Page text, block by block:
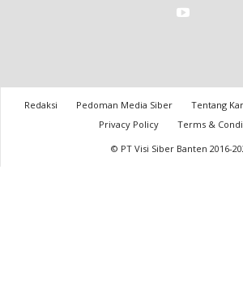
Redaksi Pedoman Media Siber Tentang
Privacy Policy
Terms &
© PT Visi Siber Banten 2016-